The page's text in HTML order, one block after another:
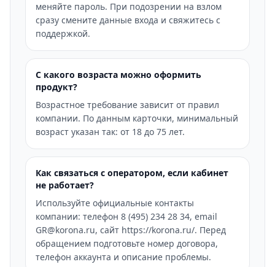
меняйте пароль. При подозрении на взлом
сразу смените данные входа и свяжитесь с
поддержкой.
С какого возраста можно оформить
продукт?
Возрастное требование зависит от правил
компании. По данным карточки, минимальный
возраст указан так: от 18 до 75 лет.
Как связаться с оператором, если кабинет
не работает?
Используйте официальные контакты
компании: телефон 8 (495) 234 28 34, email
GR@korona.ru, сайт https://korona.ru/. Перед
обращением подготовьте номер договора,
телефон аккаунта и описание проблемы.